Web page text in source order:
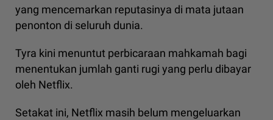
yang mencemarkan reputasinya di mata jutaan
penonton di seluruh dunia.
Tyra kini menuntut perbicaraan mahkamah bagi
menentukan jumlah ganti rugi yang perlu dibayar
oleh Netflix.
Setakat ini, Netflix masih belum mengeluarkan